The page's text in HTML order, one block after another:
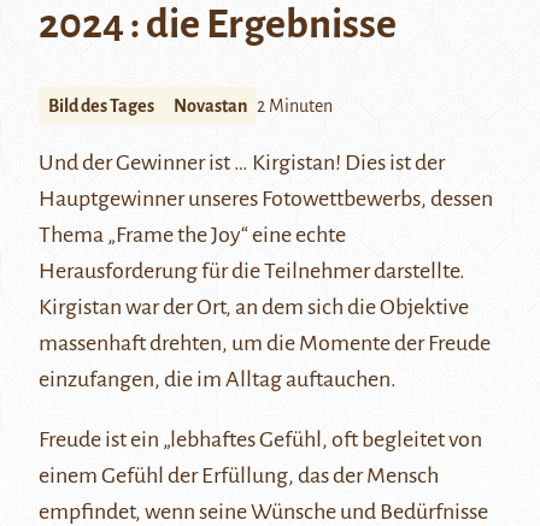
2024 : die Ergebnisse
Bild des Tages Novastan 2 Minuten
Und der Gewinner ist … Kirgistan! Dies ist der
Hauptgewinner unseres Fotowettbewerbs, dessen
Thema „Frame the Joy“ eine echte
Herausforderung für die Teilnehmer darstellte.
Kirgistan war der Ort, an dem sich die Objektive
massenhaft drehten, um die Momente der Freude
einzufangen, die im Alltag auftauchen.
Freude ist ein „lebhaftes Gefühl, oft begleitet von
einem Gefühl der Erfüllung, das der Mensch
empfindet, wenn seine Wünsche und Bedürfnisse